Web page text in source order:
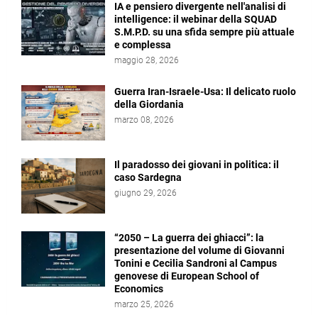
IA e pensiero divergente nell'analisi di
intelligence: il webinar della SQUAD
S.M.P.D. su una sfida sempre più attuale
e complessa
maggio 28, 2026
Guerra Iran-Israele-Usa: Il delicato ruolo
della Giordania
marzo 08, 2026
Il paradosso dei giovani in politica: il
caso Sardegna
giugno 29, 2026
“2050 – La guerra dei ghiacci”: la
presentazione del volume di Giovanni
Tonini e Cecilia Sandroni al Campus
genovese di European School of
Economics
marzo 25, 2026